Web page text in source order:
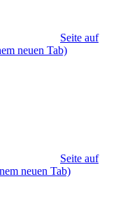
Seite auf
neuen Tab)
Seite auf
neuen Tab)